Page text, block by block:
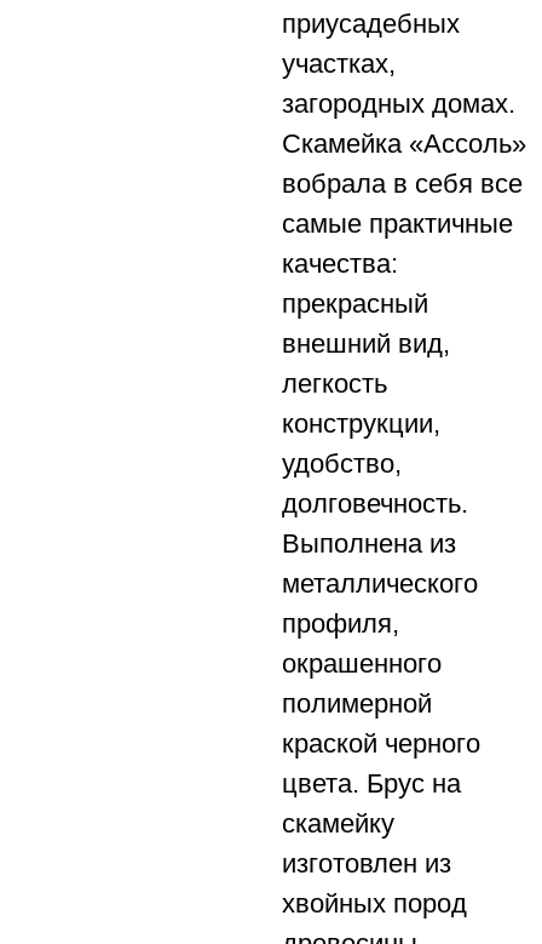
приусадебных
участках,
загородных домах.
Скамейка «Ассоль»
вобрала в себя все
самые практичные
качества:
прекрасный
внешний вид,
легкость
конструкции,
удобство,
долговечность.
Выполнена из
металлического
профиля,
окрашенного
полимерной
краской черного
цвета. Брус на
скамейку
изготовлен из
хвойных пород